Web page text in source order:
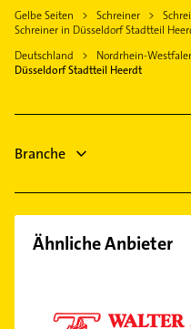
Hafen
Hellerhof
Lierenfeld
Oberbilk
Stockum
Krefeld
Korschenbroich
Tönisvorst
Fenster
Klempner
Gasinstallateur
Zahnarzt
Gebäudereinigung
Sanitärinstallation
Gelbe Seiten Schreiner
Schreiner in Düsseldorf Stadtteil
Deutschland
Nordrhein-
Düsseldorf Stadtteil Heerdt
Branche
Ähnliche Anbieter